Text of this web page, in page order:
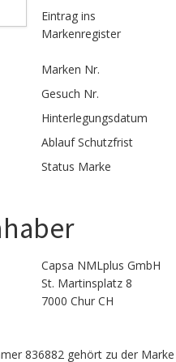
Eintrag ins
Markenregister
Marken Nr.
Gesuch Nr.
Hinterlegungs­datum
Ablauf Schutzfrist
Status Marke
Capsa NMLplus GmbH
St. Martinsplatz 8
7000 Chur CH
836882 gehört zu der